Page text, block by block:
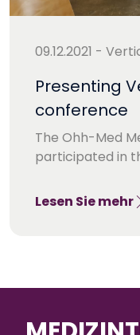
09.12.2021 -
Presenting
conference
The Ohh-Med
participated in
Lesen Sie mehr